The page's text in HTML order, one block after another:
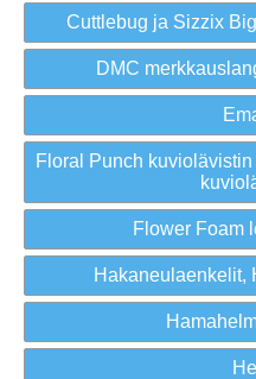
Cuttlebug ja Sizzix
DMC
Floral Punch
Flower Foam
Hakaneulaenkelit,